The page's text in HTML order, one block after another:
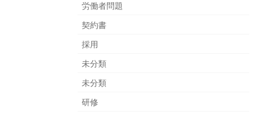
労働者問題
契約書
採用
未分類
未分類
研修